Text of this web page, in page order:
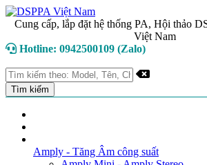
Cung cấp, lắp đặt hệ thống PA, Hội thảo
Việt Nam
Hotline: 0942500109 (Zalo)
Amply - Tăng Âm công suất